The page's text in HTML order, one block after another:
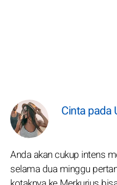
Cinta pada
Anda akan cukup intens
selama dua minggu